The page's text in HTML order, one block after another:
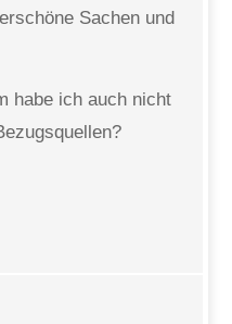
Sachen und
habe ich auch nicht